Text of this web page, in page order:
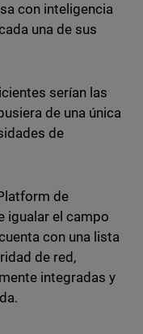
con inteligencia
una de sus
serían las
de una única
de
de
igualar el campo
con una lista
de red,
integradas y